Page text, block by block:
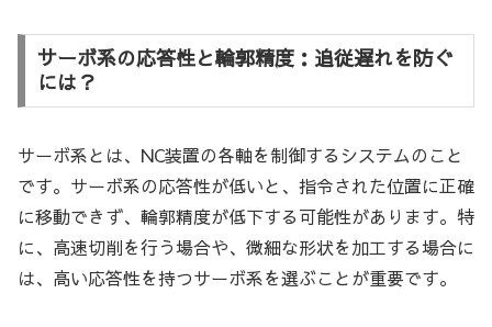
サーボ系の応答性と輪郭精度：追従遅れを防ぐ
には？
サーボ系とは、NC装置の各軸を制御するシステムのこと
です。サーボ系の応答性が低いと、指令された位置に正確
に移動できず、輪郭精度が低下する可能性があります。特
に、高速切削を行う場合や、微細な形状を加工する場合に
は、高い応答性を持つサーボ系を選ぶことが重要です。